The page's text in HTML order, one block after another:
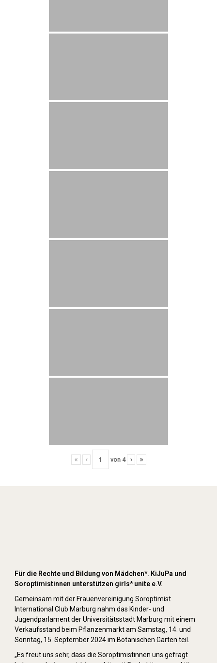
« ‹ von 4 › »
Für die Rechte und Bildung von Mädchen*. KiJuPa und
Soroptimistinnen unterstützen girls* unite e.V.
Gemeinsam mit der Frauenvereinigung Soroptimist
International Club Marburg nahm das Kinder- und
Jugendparlament der Universitätsstadt Marburg mit einem
Verkaufsstand beim Pflanzenmarkt am Samstag, 14. und
Sonntag, 15. September 2024 im Botanischen Garten teil.
„Es freut uns sehr, dass die Soroptimistinnen uns gefragt